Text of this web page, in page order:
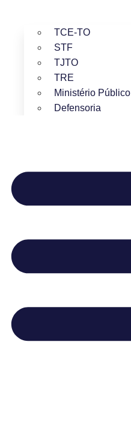
TCE-TO
STF
TJTO
TRE
Ministério Público
Defensoria